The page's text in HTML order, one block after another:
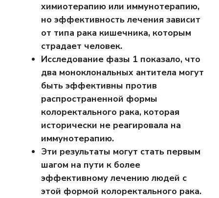
химиотерапию или иммунотерапию,
но эффективность лечения зависит
от типа рака кишечника, которым
страдает человек.
Исследование фазы 1 показало, что
два моноклональных антитела могут
быть эффективны против
распространенной формы
колоректального рака, которая
исторически не реагировала на
иммунотерапию.
Эти результаты могут стать первым
шагом на пути к более
эффективному лечению людей с
этой формой колоректального рака.